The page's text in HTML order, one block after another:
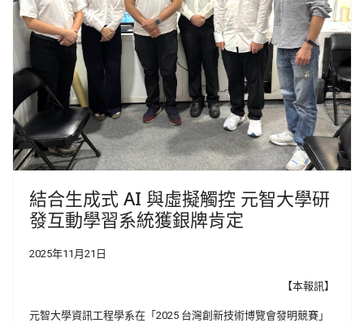
結合生成式 AI 與虛擬觸控 元智大學研
發互動學習系統獲銀牌肯定
2025年11月21日
【本報訊】
元智大學資訊工程學系在「2025 台灣創新技術博覽會發明競賽」